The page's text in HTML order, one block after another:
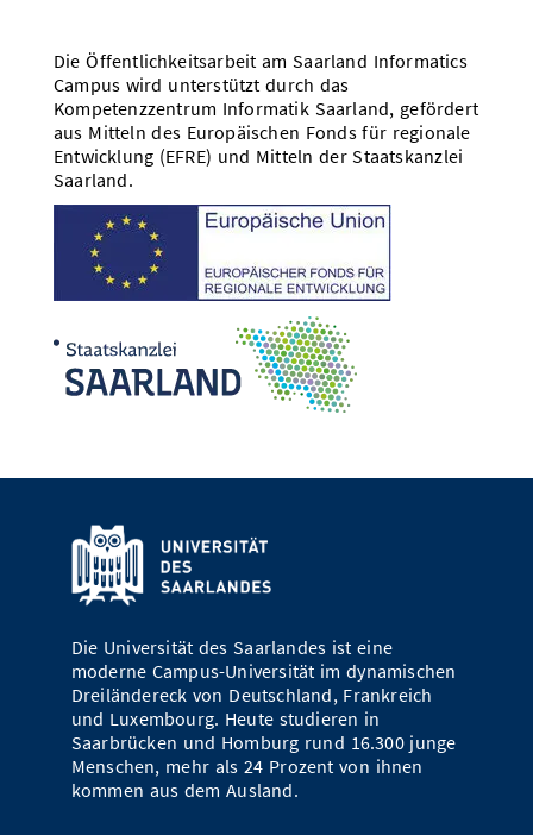
Die Öffentlichkeitsarbeit am Saarland Informatics
Campus wird unterstützt durch das
Kompetenzzentrum Informatik Saarland, gefördert
aus Mitteln des Europäischen Fonds für regionale
Entwicklung (EFRE) und Mitteln der Staatskanzlei
Saarland.
Die Universität des Saarlandes ist eine
moderne Campus-Universität im dynamischen
Dreiländereck von Deutschland, Frankreich
und Luxembourg. Heute studieren in
Saarbrücken und Homburg rund 16.300 junge
Menschen, mehr als 24 Prozent von ihnen
kommen aus dem Ausland.